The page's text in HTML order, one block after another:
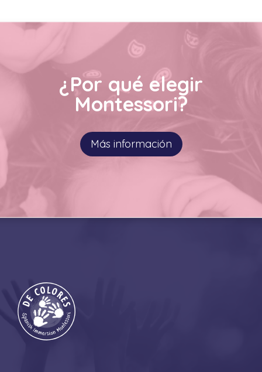
¿Por qué elegir
Montessori?
Más información